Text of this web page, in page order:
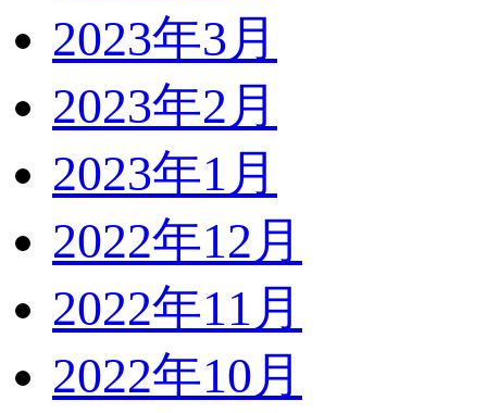
2023年3月
2023年2月
2023年1月
2022年12月
2022年11月
2022年10月